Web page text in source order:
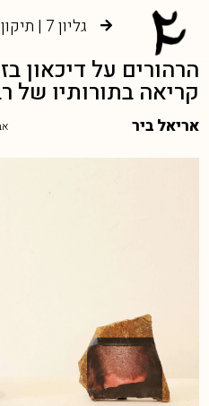
גליון 7 | תיקון לילה
הרהורים על דיכאון
קריאה בתורותיו של
אריאל ביר